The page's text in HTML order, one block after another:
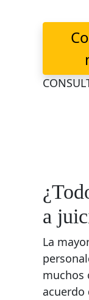
a
La
muchos
acuerdo